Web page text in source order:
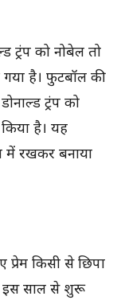
ट्रंप को नोबेल तो
है। फुटबॉल की
ट्रंप को
है। यह
में रखकर बनाया
प्रेम किसी से छिपा
इस साल से शुरू